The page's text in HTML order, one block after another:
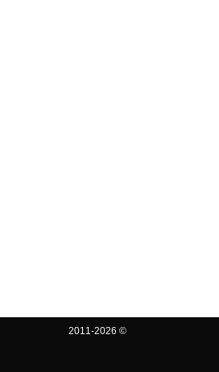
2011-2026 ©